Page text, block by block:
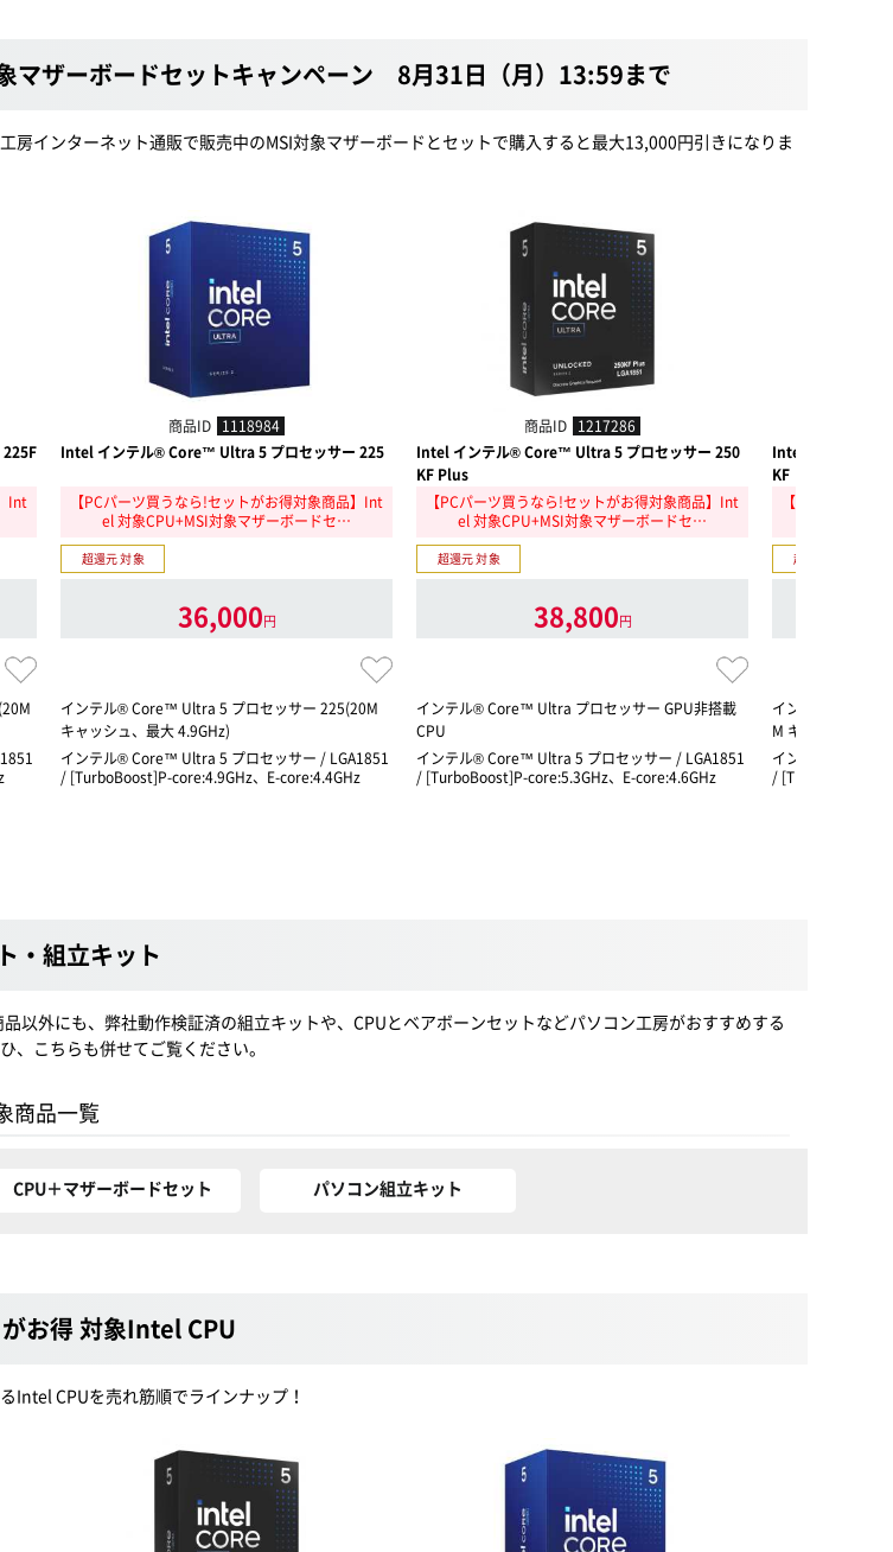
マザーボードセットキャンペーン 8月31日（月）13:59まで
房インターネット通販で販売中のMSI対象マザーボードとセットで購入すると最大13,000円引きになりま
Int
商品ID 1118984
Intel インテル® Core™ Ultra 5 プロセッサー 225
【PCパーツ買うなら!セットがお得対象商品】Int
el 対象CPU+MSI対象マザーボードセ…
超還元 対象
36,000円
インテル® Core™ Ultra 5 プロセッサー 225(20M
キャッシュ、最大 4.9GHz)
インテル® Core™ Ultra 5 プロセッサー / LGA1851
/ [TurboBoost]P-core:4.9GHz、E-core:4.4GHz
商品ID 1217286
Intel インテル® Core™ Ultra 5 プロセッサー 250
KF Plus
【PCパーツ買うなら!セットがお得対象商品】Int
el 対象CPU+MSI対象マザーボードセ…
超還元 対象
38,800円
インテル® Core™ Ultra プロセッサー GPU非搭載
CPU
インテル® Core™ Ultra 5 プロセッサー / LGA1851
/ [TurboBoost]P-core:5.3GHz、E-core:4.6GHz
Intel インテル®
KF
【PCパーツ買
超還元 対象
インテル® Core™
M キャッシュ、最
インテル® Core™
/ [TurboBoost]P-
・組立キット
以外にも、弊社動作検証済の組立キットや、 CPUとベアボーンセットなどパソコン工房がおすすめする
、こちらも併せてご覧ください。
商品一覧
CPU＋マザーボードセット パソコン組立キット
お得 対象Intel CPU
Intel CPUを売れ筋順でラインナップ！